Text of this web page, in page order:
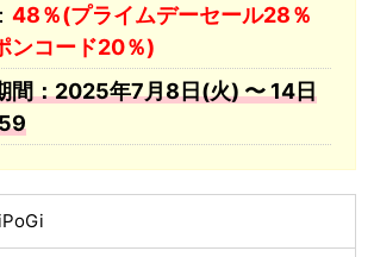
48％(プライムデーセール28％
ンコード20％)
間：2025年7月8日(火) 〜 14日